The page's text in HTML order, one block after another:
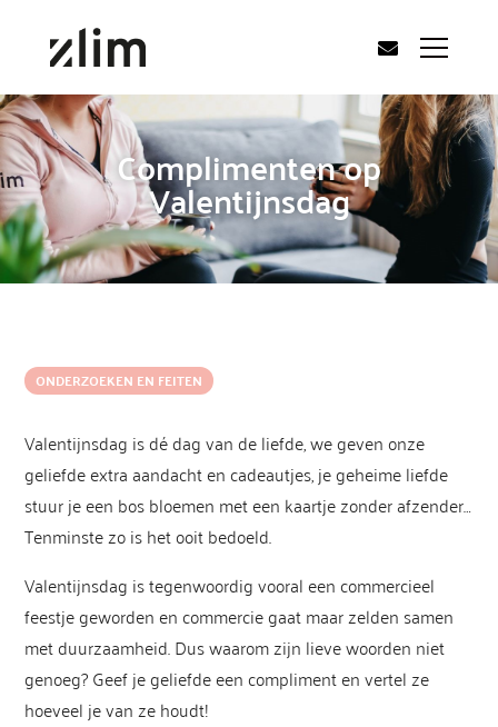
Complimenten op
Valentijnsdag
ONDERZOEKEN EN FEITEN
Valentijnsdag is dé dag van de liefde, we geven onze
geliefde extra aandacht en cadeautjes, je geheime liefde
stuur je een bos bloemen met een kaartje zonder afzender…
Tenminste zo is het ooit bedoeld.
Valentijnsdag is tegenwoordig vooral een commercieel
feestje geworden en commercie gaat maar zelden samen
met duurzaamheid. Dus waarom zijn lieve woorden niet
genoeg? Geef je geliefde een compliment en vertel ze
hoeveel je van ze houdt!